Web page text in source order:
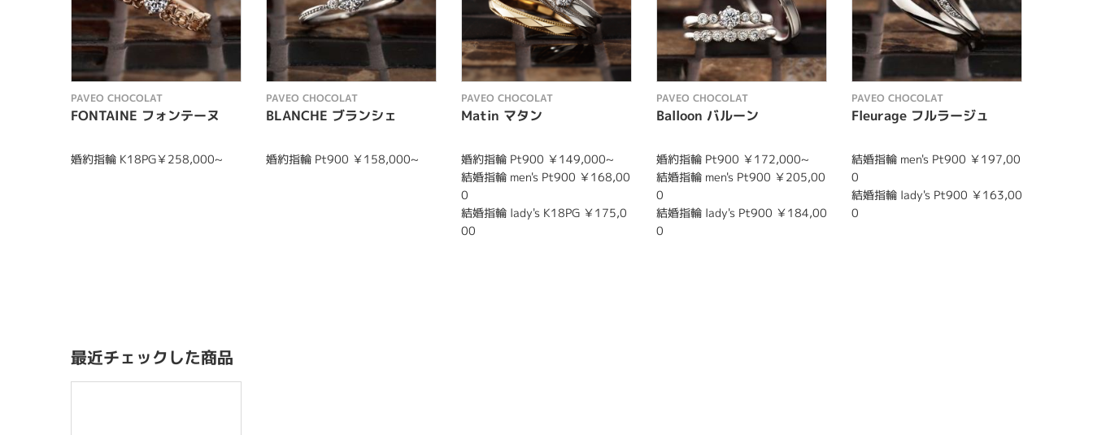
PAVEO CHOCOLAT
FONTAINE フォンテーヌ
婚約指輪 K18PG￥258,000~
PAVEO CHOCOLAT
BLANCHE ブランシェ
婚約指輪 Pt900 ￥158,000~
PAVEO CHOCOLAT
Matin マタン
婚約指輪 Pt900 ￥149,000~
結婚指輪 men's Pt900 ￥168,00
0
結婚指輪 lady's K18PG ￥175,0
00
PAVEO CHOCOLAT
Balloon バルーン
婚約指輪 Pt900 ￥172,000~
結婚指輪 men's Pt900 ￥205,00
0
結婚指輪 lady's Pt900 ￥184,00
0
PAVEO CHOCOLAT
Fleurage フルラージュ
結婚指輪 men's Pt900 ￥197,00
0
結婚指輪 lady's Pt900 ￥163,00
0
最近チェックした商品